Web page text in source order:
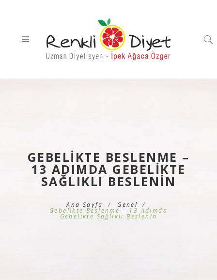
GEBELIKTE BESLENME –
13 ADIMDA GEBELIKTE
SAĞLIKLI BESLENIN
Ana Sayfa Genel
Gebelikte Beslenme – 13 Adımda
Gebelikte Sağlıklı Beslenin